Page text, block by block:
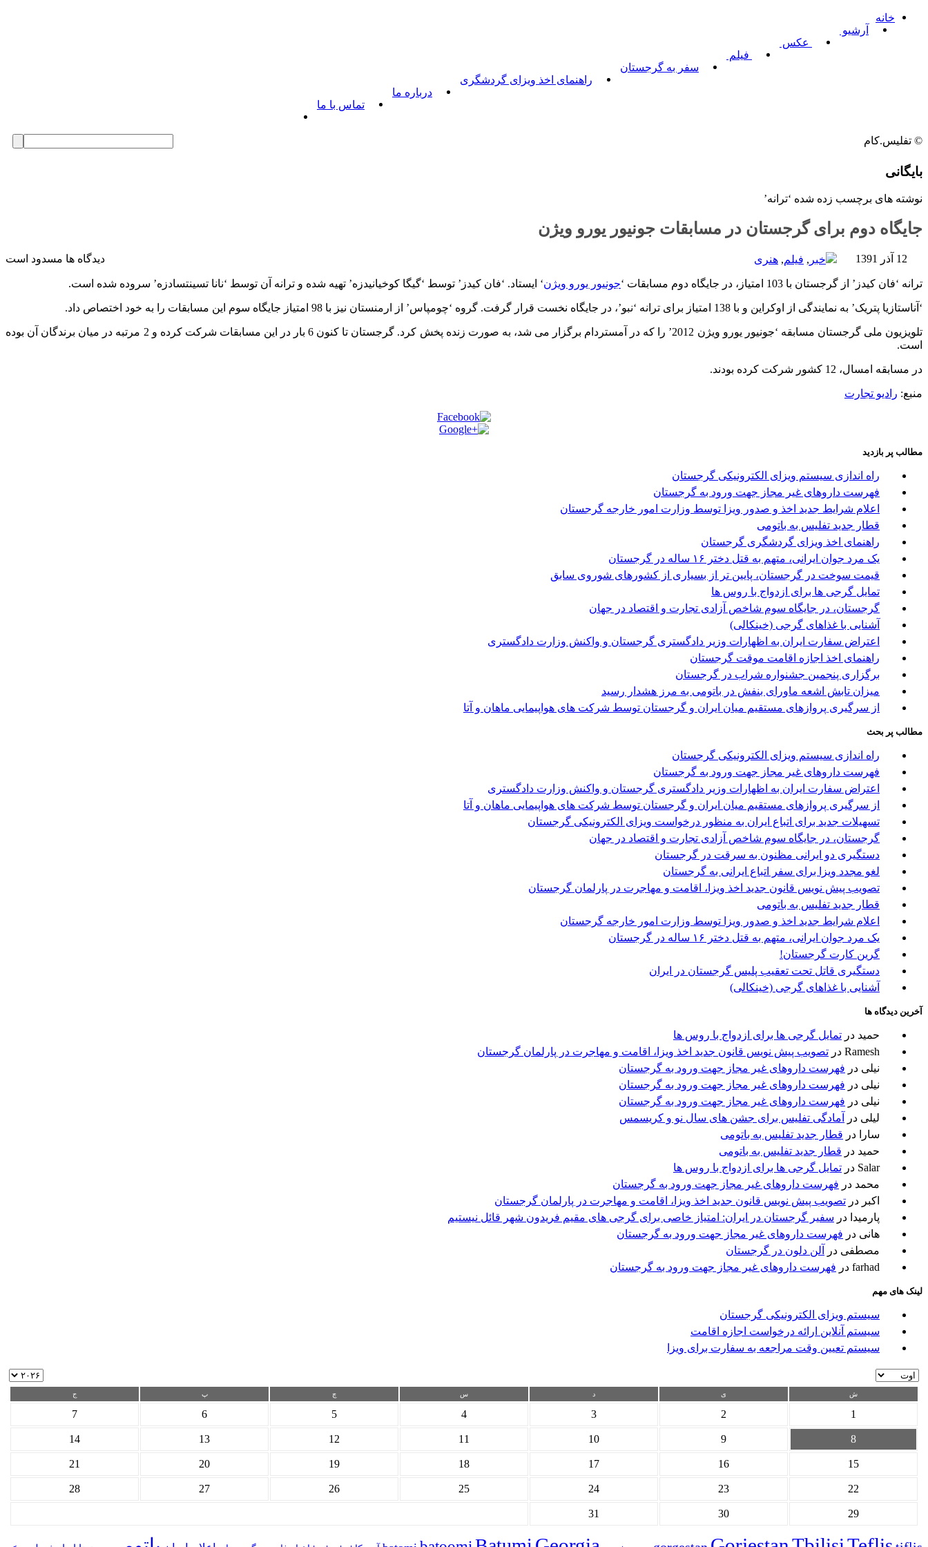
خانه
آرشیو
عکس
فیلم
سفر به گرجستان
راهنمای اخذ ویزای گردشگری
درباره ما
تماس با ما
بایگانی
نوشته های برچسب زده شده ‘ترانه’
جایگاه دوم برای گرجستان در مسابقات جونیور یورو ویژن
12 آذر 1391 دیدگاه ها مسدود است خبر , فیلم, هنری
ترانه ‘فان کیدز’ از گرجستان با 103 امتیاز، در جایگاه دوم مسابقات ‘ جونیور یورو ویژن‘ ایستاد. ‘فان کیدز’ توسط ‘گیگا کوخیانیدزه’ تهیه شده و ترانه آن توسط ‘نانا تسینتسادزه’ سروده شده است.
‘آناستازیا پتریک’ به نمایندگی از اوکراین و با 138 امتیاز برای ترانه ‘نبو’، در جایگاه نخست قرار گرفت. گروه ‘چومپاس’ از ارمنستان نیز با 98 امتیاز جایگاه سوم این مسابقات را به خود اختصاص داد.
تلویزیون ملی گرجستان مسابقه ‘جونیور یورو ویژن 2012’ را که در آمستردام برگزار می شد، به صورت زنده پخش کرد. گرجستان تا کنون 6 بار در این مسابقات شرکت کرده و 2 مرتبه در میان برندگان آن بوده
است.
در مسابقه امسال، 12 کشور شرکت کرده بودند.
منبع: رادیو تجارت
مطالب پر بازدید
راه اندازی سیستم ویزای الکترونیکی گرجستان
فهرست داروهای غیر مجاز جهت ورود به گرجستان
اعلام شرایط جدید اخذ و صدور ویزا توسط وزارت امور خارجه گرجستان
قطار جدید تفلیس به باتومی
راهنمای اخذ ویزای گردشگری گرجستان
یک مرد جوان ایرانی، متهم به قتل دختر ۱۶ ساله در گرجستان
قیمت سوخت در گرجستان، پایین تر از بسیاری از کشورهای شوروی سابق
تمایل گرجی ها برای ازدواج با روس ها
گرجستان، در جایگاه سوم شاخص آزادی تجارت و اقتصاد در جهان
آشنایی با غذاهای گرجی (خینکالی)
اعتراض سفارت ایران به اظهارات وزیر دادگستری گرجستان و واکنش وزارت دادگستری
راهنمای اخذ اجازه اقامت موقت گرجستان
برگزاری پنجمین جشنواره شراب در گرجستان
میزان تابش اشعه ماورای بنفش در باتومی به مرز هشدار رسید
از سرگیری پروازهای مستقیم میان ایران و گرجستان توسط شرکت های هواپیمایی ماهان و آتا
مطالب پر بحث
راه اندازی سیستم ویزای الکترونیکی گرجستان
فهرست داروهای غیر مجاز جهت ورود به گرجستان
اعتراض سفارت ایران به اظهارات وزیر دادگستری گرجستان و واکنش وزارت دادگستری
از سرگیری پروازهای مستقیم میان ایران و گرجستان توسط شرکت های هواپیمایی ماهان و آتا
تسهیلات جدید برای اتباع ایران به منظور درخواست ویزای الکترونیکی گرجستان
گرجستان، در جایگاه سوم شاخص آزادی تجارت و اقتصاد در جهان
دستگیری دو ایرانی مظنون به سرقت در گرجستان
لغو مجدد ویزا برای سفر اتباع ایرانی به گرجستان
تصویب پیش نویس قانون جدید اخذ ویزا، اقامت و مهاجرت در پارلمان گرجستان
قطار جدید تفلیس به باتومی
اعلام شرایط جدید اخذ و صدور ویزا توسط وزارت امور خارجه گرجستان
یک مرد جوان ایرانی، متهم به قتل دختر ۱۶ ساله در گرجستان
گرین کارت گرجستان!
دستگیری قاتل تحت تعقیب پلیس گرجستان در ایران
آشنایی با غذاهای گرجی (خینکالی)
آخرین دیدگاه ها
حمید در تمایل گرجی ها برای ازدواج با روس ها
Ramesh در تصویب پیش نویس قانون جدید اخذ ویزا، اقامت و مهاجرت در پارلمان گرجستان
نیلی در فهرست داروهای غیر مجاز جهت ورود به گرجستان
نیلی در فهرست داروهای غیر مجاز جهت ورود به گرجستان
نیلی در فهرست داروهای غیر مجاز جهت ورود به گرجستان
لیلی در
آمادگی تفلیس برای جشن های سال نو و کریسمس
سارا
در قطار جدید تفلیس به باتومی
حمید در قطار جدید تفلیس به باتومی
Salar در تمایل گرجی ها برای ازدواج با روس ها
محمد در فهرست داروهای غیر مجاز جهت ورود به گرجستان
اکبر در تصویب پیش نویس قانون جدید اخذ ویزا، اقامت و مهاجرت در پارلمان گرجستان
پارمیدا در سفیر گرجستان در ایران: امتیاز خاصی برای گرجی های مقیم فریدون شهر قائل نیستیم
هانی در فهرست داروهای غیر مجاز جهت ورود به گرجستان
مصطفی در
آلن دلون در گرجستان
farhad در فهرست داروهای غیر مجاز جهت ورود به گرجستان
لینک های مهم
سیستم ویزای الکترونیکی گرجستان
سیستم آنلاین ارائه درخواست اجازه اقامت
سیستم تعیین وقت مراجعه به سفارت برای ویزا
ش ی د س چ پ ج
1
2
3
4
5
6
7
8
9
10
11
12
13
14
15
16
17
18
19
20
21
22
23
24
25
26
27
28
29
30
31
© تفلیس.کام